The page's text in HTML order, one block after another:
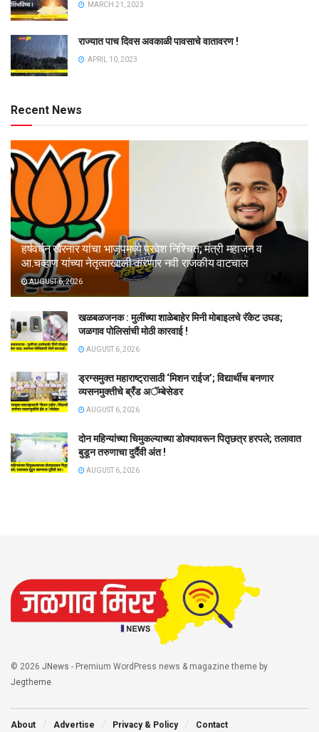
MARCH 21, 2023
राज्यात पाच दिवस अवकाळी पावसाचे वातावरण !
APRIL 10, 2023
Recent News
हर्षवर्धन खैरनार यांचा भाजपमध्ये प्रवेश निश्चित; मंत्री महाजन व
आ.चव्हाण यांच्या नेतृत्वाखाली करणार नवी राजकीय वाटचाल
AUGUST 6, 2026
खळबळजनक : मुलींच्या शाळेबाहेर मिनी मोबाइलचे रॅकेट उघड;
जळगाव पोलिसांची मोठी कारवाई !
AUGUST 6, 2026
ड्रग्समुक्त महाराष्ट्रासाठी ‘मिशन राईज’; विद्यार्थीच बनणार
व्यसनमुक्तीचे ब्रँड अॅम्बेसेडर
AUGUST 6, 2026
दोन महिन्यांच्या चिमुकल्याच्या डोक्यावरून पितृछत्र हरपले; तलावात
बुडून तरुणाचा दुर्दैवी अंत !
AUGUST 6, 2026
© 2026 JNews - Premium WordPress news & magazine theme by
Jegtheme
About Advertise Privacy & Policy Contact